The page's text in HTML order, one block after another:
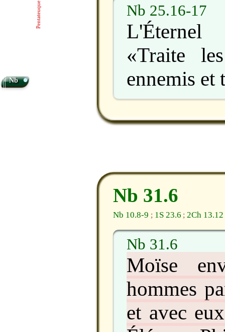
Nb 25.16-17
«Traite
ennemis et
Nb 31.6
Nb 10.8-9 ; 1S 23.6 ; 2Ch 13.12
Nb 31.6
Moïse
hommes
et avec
Nb
Pentateuque
•